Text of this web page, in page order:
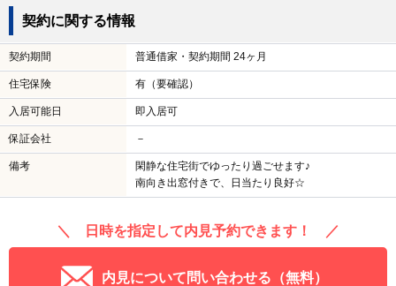
契約に関する情報
契約期間 普通借家・契約期間 24ヶ月
住宅保険 有（要確認）
入居可能日 即入居可
保証会社 －
備考
閑静な住宅街でゆったり過ごせます♪
南向き出窓付きで、日当たり良好☆
＼ 日時を指定して内見予約できます！ ／
内見について問い合わせる（無料）